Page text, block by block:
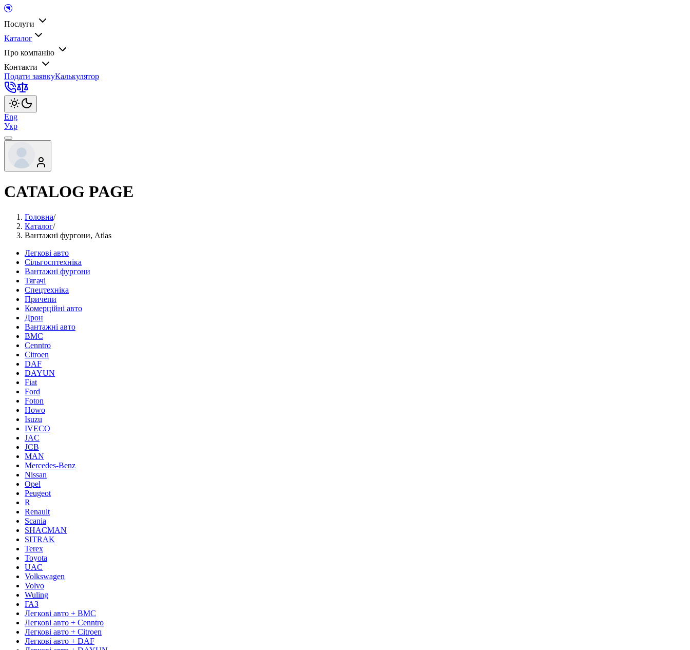
Послуги
Каталог
Про компанію
Контакти
Подати заявкуКалькулятор
Eng
Укр
CATALOG PAGE
Головна/
Каталог/
Вантажні фургони, Atlas
Легкові авто
Сільгосптехніка
Вантажні фургони
Тягачі
Спецтехніка
Причепи
Комерційні авто
Дрон
Вантажні авто
BMC
Cenntro
Citroen
DAF
DAYUN
Fiat
Ford
Foton
Howo
Isuzu
IVECO
JAC
JCB
MAN
Mercedes-Benz
Nissan
Opel
Peugeot
R
Renault
Scania
SHACMAN
SITRAK
Terex
Toyota
UAC
Volkswagen
Volvo
Wuling
ГАЗ
Легкові авто + BMC
Легкові авто + Cenntro
Легкові авто + Citroen
Легкові авто + DAF